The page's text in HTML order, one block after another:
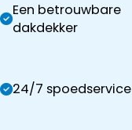
Een betrouwbare
dakdekker
24/7 spoedservice